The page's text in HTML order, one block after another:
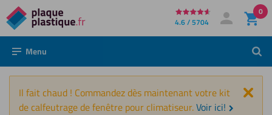
Directement
au
contenu
4.6 / 5704 Mon compte
Se connecter
0
Menu
Il fait chaud ! Commandez dès maintenant votre kit
de calfeutrage de fenêtre pour climatiseur.Voir ici!